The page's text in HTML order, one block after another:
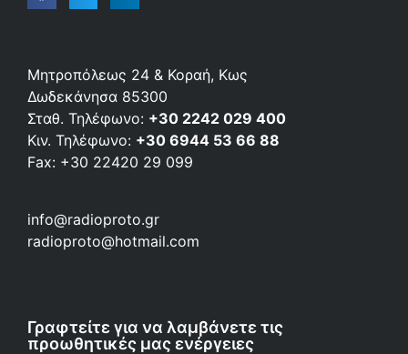
Μητροπόλεως 24 & Κοραή, Κως
Δωδεκάνησα 85300
Σταθ. Τηλέφωνο: +30 2242 029 400
Κιν. Τηλέφωνο: +30 6944 53 66 88
Fax: +30 22420 29 099
info@radioproto.gr
radioproto@hotmail.com
Γραφτείτε για να λαμβάνετε τις
προωθητικές μας ενέργειες